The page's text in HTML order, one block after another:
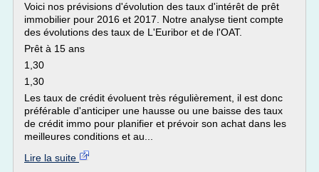
Voici nos prévisions d'évolution des taux d'intérêt de prêt
immobilier pour 2016 et 2017. Notre analyse tient compte
des évolutions des taux de L'Euribor et de l'OAT.
Prêt à 15 ans
1,30
1,30
Les taux de crédit évoluent très régulièrement, il est donc
préférable d'anticiper une hausse ou une baisse des taux
de crédit immo pour planifier et prévoir son achat dans les
meilleures conditions et au...
Lire la suite